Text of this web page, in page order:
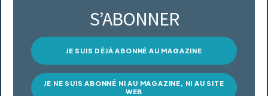
S’ABONNER
JE SUIS DÉJÀ ABONNÉ AU MAGAZINE
JE NE SUIS ABONNÉ NI AU MAGAZINE, NI AU SITE
WEB